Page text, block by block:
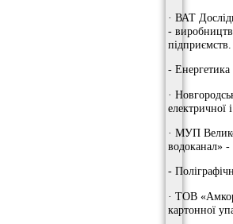
· ВАТ
-
підприємств.
- Енергетика
·
електричної
· МУП
водоканал»
-
· ТОВ
картонної